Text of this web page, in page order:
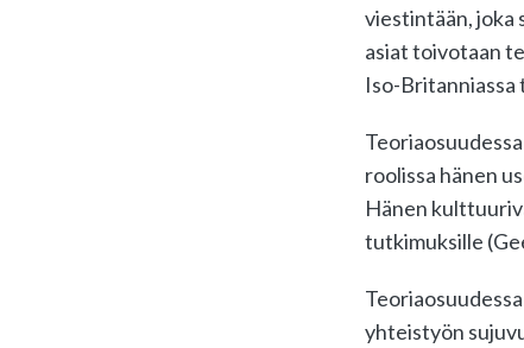
viestintään, joka
asiat toivotaan
Iso-Britanniassa
roolissa hänen
Hänen
tutkimuksille
yhteistyön